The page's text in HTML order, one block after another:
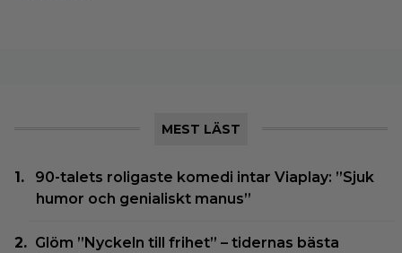
MEST LÄST
90-talets roligaste komedi intar Viaplay: ”Sjuk
humor och genialiskt manus”
Glöm ”Nyckeln till frihet” – tidernas bästa